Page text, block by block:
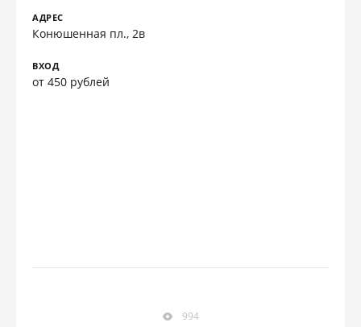
АДРЕС
Конюшенная пл., 2в
ВХОД
от 450 рублей
994